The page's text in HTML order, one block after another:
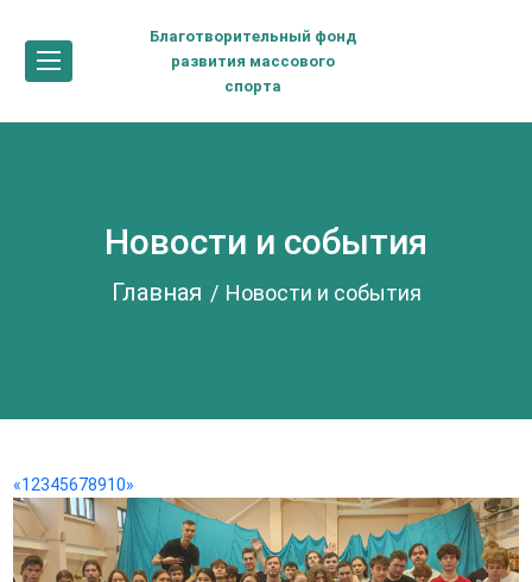
Благотворительный фонд
развития массового
спорта
Новости и события
Главная Новости и события
«1 2345678910»